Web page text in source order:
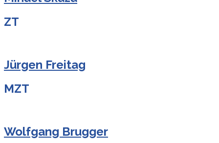
ZT
Jürgen Freitag
MZT
Wolfgang Brugger